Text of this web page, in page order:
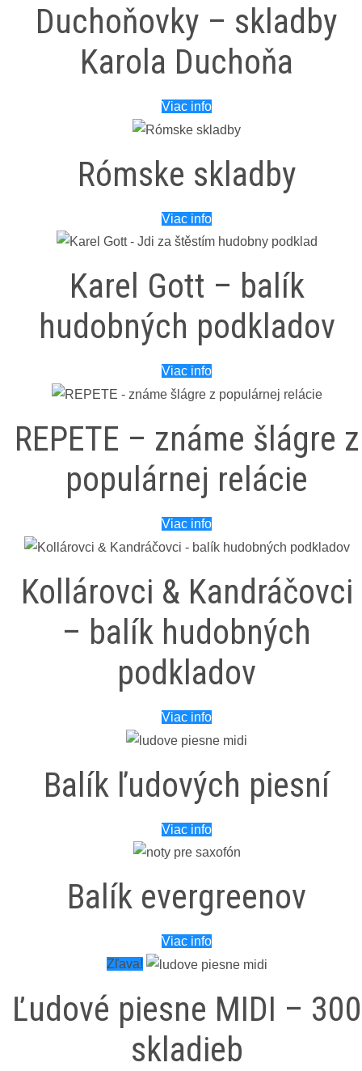
69,93 €.69,33 €.
Duchoňovky – skladby
Karola Duchoňa
Viac info
Rómske skladby
Viac info
Karel Gott – balík
hudobných podkladov
Viac info
REPETE – známe šlágre z
populárnej relácie
Viac info
Kollárovci & Kandráčovci
– balík hudobných
podkladov
Viac info
Balík ľudových piesní
Viac info
Balík evergreenov
Viac info
Zľava!
Ľudové piesne MIDI – 300
skladieb